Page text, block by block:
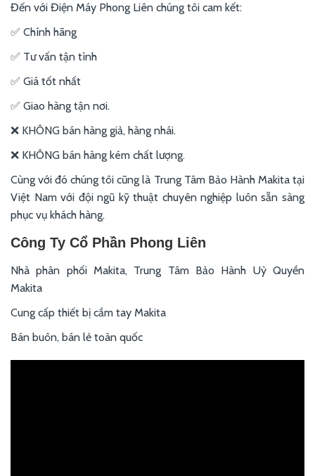
Đến với Điện Máy Phong Liên chúng tôi cam kết:
✅ Chính hãng
✅ Tư vấn tận tình
✅ Giá tốt nhất
✅ Giao hàng tận nơi.
❌ KHÔNG bán hàng giả, hàng nhái.
❌ KHÔNG bán hàng kém chất lượng.
Cùng với đó chúng tôi cũng là Trung Tâm Bảo Hành Makita tại
Việt Nam với đội ngũ kỹ thuật chuyên nghiệp luôn sẵn sàng
phục vụ khách hàng.
Công Ty Cổ Phần Phong Liên
Nhà phân phối Makita, Trung Tâm Bảo Hành Uỷ Quyền
Makita
Cung cấp thiết bị cầm tay Makita
Bán buôn, bán lẻ toàn quốc